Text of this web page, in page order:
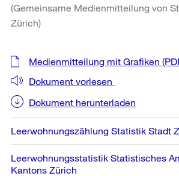
(Gemeinsame Medienmitteilung von
Zürich)
Weitere
Informationen
Medienmitteilung mit Grafiken
Dokument vorlesen
Dokument herunterladen
Leerwohnungszählung Statistik Stadt
Leerwohnungsstatistik Statistisches
Kantons Zürich